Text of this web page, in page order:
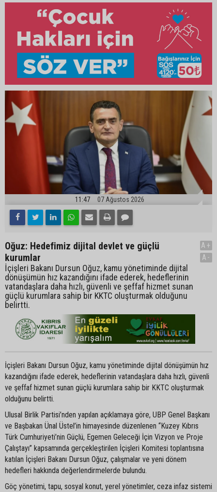
11:47 07 Ağustos 2026
Oğuz: Hedefimiz dijital devlet ve güçlü
kurumlar
İçişleri Bakanı Dursun Oğuz, kamu yönetiminde dijital
dönüşümün hız kazandığını ifade ederek, hedeflerinin
vatandaşlara daha hızlı, güvenli ve şeffaf hizmet sunan
güçlü kurumlara sahip bir KKTC oluşturmak olduğunu
belirtti.
A+
A-
İçişleri Bakanı Dursun Oğuz, kamu yönetiminde dijital dönüşümün hız
kazandığını ifade ederek, hedeflerinin vatandaşlara daha hızlı, güvenli
ve şeffaf hizmet sunan güçlü kurumlara sahip bir KKTC oluşturmak
olduğunu belirtti.
Ulusal Birlik Partisi’nden yapılan açıklamaya göre, UBP Genel Başkanı
ve Başbakan Ünal Üstel’in himayesinde düzenlenen “Kuzey Kıbrıs
Türk Cumhuriyeti’nin Güçlü, Egemen Geleceği İçin Vizyon ve Proje
Çalıştayı” kapsamında gerçekleştirilen İçişleri Komitesi toplantısına
katılan İçişleri Bakanı Dursun Oğuz, çalışmalar ve yeni dönem
hedefleri hakkında değerlendirmelerde bulundu.
Göç yönetimi, tapu, sosyal konut, yerel yönetimler, ceza infaz sistemi